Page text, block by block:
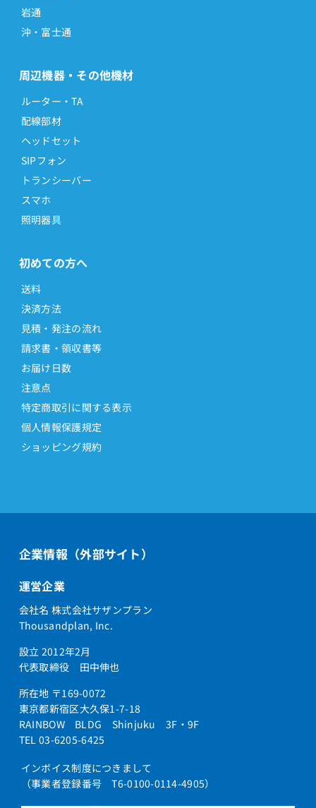
岩通
沖・富士通
周辺機器・その他機材
ルーター・TA
配線部材
ヘッドセット
SIPフォン
トランシーバー
スマホ
照明器具
初めての方へ
送料
決済方法
見積・発注の流れ
請求書・領収書等
お届け日数
注意点
特定商取引に関する表示
個人情報保護規定
ショッピング規約
企業情報（外部サイト）
運営企業
会社名 株式会社サザンプラン
Thousandplan, Inc.
設立 2012年2月
代表取締役 田中伸也
所在地 〒169-0072
東京都新宿区大久保1-7-18
RAINBOW BLDG Shinjuku 3F・9F
TEL 03-6205-6425
インボイス制度につきまして
（事業者登録番号 T6-0100-0114-4905）